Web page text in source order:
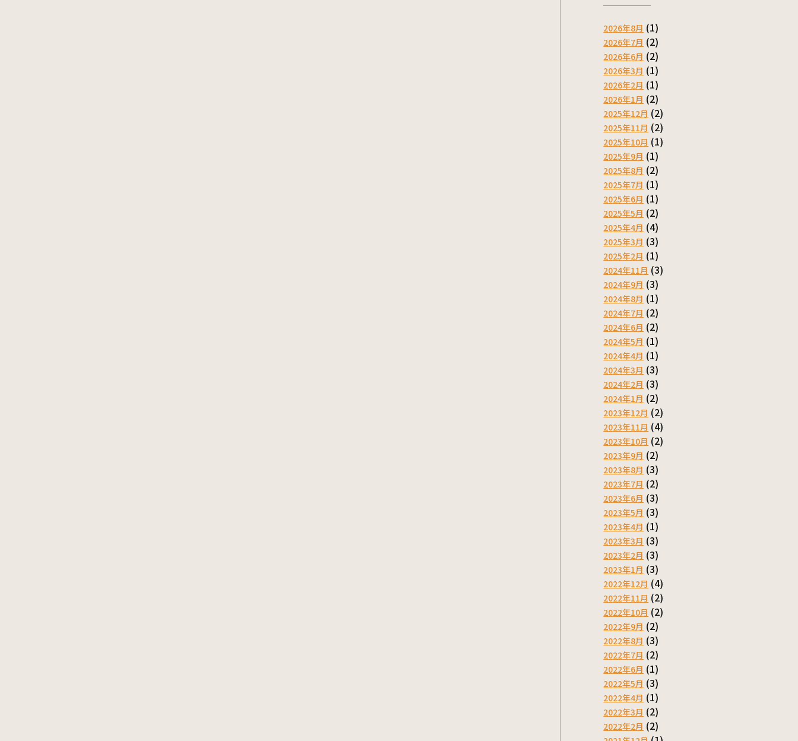
2026年8月 (1)
2026年7月 (2)
2026年6月 (2)
2026年3月 (1)
2026年2月 (1)
2026年1月 (2)
2025年12月 (2)
2025年11月 (2)
2025年10月 (1)
2025年9月 (1)
2025年8月 (2)
2025年7月 (1)
2025年6月 (1)
2025年5月 (2)
2025年4月 (4)
2025年3月 (3)
2025年2月 (1)
2024年11月 (3)
2024年9月 (3)
2024年8月 (1)
2024年7月 (2)
2024年6月 (2)
2024年5月 (1)
2024年4月 (1)
2024年3月 (3)
2024年2月 (3)
2024年1月 (2)
2023年12月 (2)
2023年11月 (4)
2023年10月 (2)
2023年9月 (2)
2023年8月 (3)
2023年7月 (2)
2023年6月 (3)
2023年5月 (3)
2023年4月 (1)
2023年3月 (3)
2023年2月 (3)
2023年1月 (3)
2022年12月 (4)
2022年11月 (2)
2022年10月 (2)
2022年9月 (2)
2022年8月 (3)
2022年7月 (2)
2022年6月 (1)
2022年5月 (3)
2022年4月 (1)
2022年3月 (2)
2022年2月 (2)